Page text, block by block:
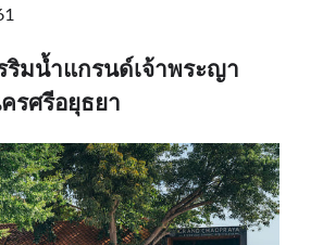
ริมน้ำแกรนด์เจ้าพระญา
รศรีอยุธยา